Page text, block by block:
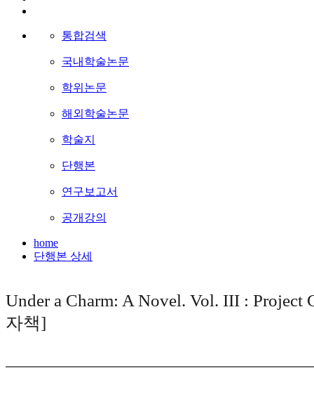
통합검색
국내학술논문
학위논문
해외학술논문
학술지
단행본
연구보고서
공개강의
home
단행본 상세
Under a Charm: A Novel. Vol. III : Project
자책]